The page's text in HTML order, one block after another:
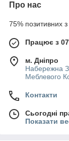
Про нас
75% позитивних з
Працює з
м. Дніпро
Набережна
Меблевого
Контакти
Сьогодні
Показати